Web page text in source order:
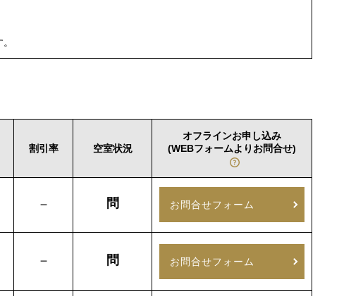
割引率 空室状況
オフラインお申し込み
(WEBフォームよりお問合せ)
－ 問 お問合せフォーム
－ 問 お問合せフォーム